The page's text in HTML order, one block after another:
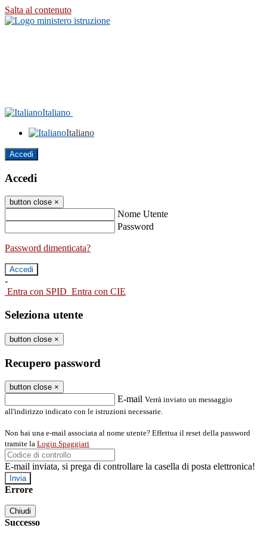
Salta al contenuto
Italiano
Italiano
Accedi
Accedi
button close ×
Nome Utente
Password
Password dimenticata?
-
Entra con SPID Entra con CIE
Seleziona utente
button close ×
Recupero password
button close ×
E-mail Verrà inviato un messaggio
all'indirizzo indicato con le istruzioni necessarie.
Non hai una e-mail associata al nome utente? Effettua il reset della password
tramite la Login Spaggiari
E-mail inviata, si prega di controllare la casella di posta elettronica!
Errore
Chiudi
Successo